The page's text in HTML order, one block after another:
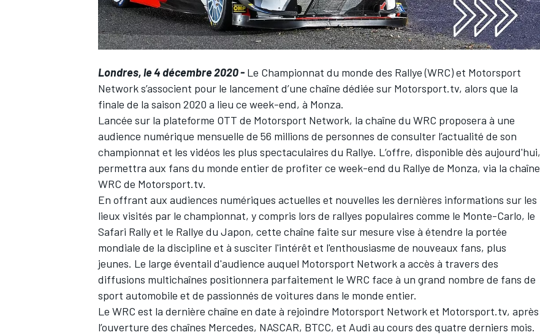
WEC
Londres, le 4 décembre 2020 - Le Championnat du monde des Rallye(WRC) et Motorsport
Networks’associent pour le lancement d’une chaîne dédiée sur Motorsport.tv, alors que la
finale de la saison 2020 a lieu ce week-end, à Monza.
Lancée sur la plateforme OTT de Motorsport Network, la chaîne du WRC proposera à une
audience numérique mensuelle de 56 millions de personnes de consulter l’actualité de son
championnat et les vidéos les plus spectaculaires du Rallye. L’offre, disponible dès aujourd'hui,
permettra aux fans du monde entier de profiter ce week-end du Rallye de Monza, via la chaîne
WRC de Motorsport.tv.
En offrant aux audiences numériques actuelles et nouvelles les dernières informations sur les
lieux visités par le championnat, y compris lors de rallyes populaires comme le Monte-Carlo, le
Safari Rally et le Rallye du Japon, cette chaîne faite sur mesure vise à étendre la portée
mondiale de la discipline et à susciter l'intérêt et l'enthousiasme de nouveaux fans, plus
jeunes. Le large éventail d'audience auquel Motorsport Networka accès à travers des
diffusions multichaînes positionnera parfaitement le WRC face à un grand nombre de fans de
sport automobile et de passionnés de voitures dans le monde entier.
Le WRC est la dernière chaîne en date à rejoindre Motorsport Networket Motorsport.tv, après
l’ouverture des chaînes Mercedes, NASCAR, BTCC, et Audi au cours des quatre derniers mois.